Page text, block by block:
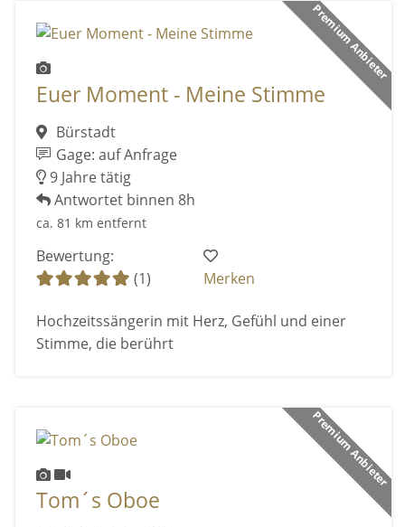
Premium Anbieter
Euer Moment - Meine Stimme
Bürstadt
Gage: auf Anfrage
9 Jahre tätig
Antwortet binnen 8h
ca. 81 km entfernt
Bewertung:
(1)
Merken
Hochzeitssängerin mit Herz, Gefühl und einer
Stimme, die berührt
Premium Anbieter
Tom´s Oboe